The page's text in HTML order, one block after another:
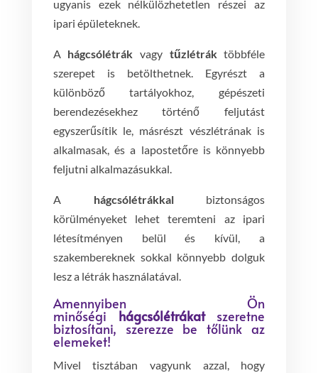
ugyanis ezek nélkülözhetetlen részei az
ipari épületeknek.
A hágcsólétrákvagy tűzlétráktöbbféle
szerepet is betölthetnek. Egyrészt a
különböző tartályokhoz, gépészeti
berendezésekhez történő feljutást
egyszerűsítik le, másrészt vészlétrának is
alkalmasak, és a lapostetőre is könnyebb
feljutni alkalmazásukkal.
A hágcsólétrákkalbiztonságos
körülményeket lehet teremteni az ipari
létesítményen belül és kívül, a
szakembereknek sokkal könnyebb dolguk
lesz a létrák használatával.
Amennyiben Ön
minőségi hágcsólétrákatszeretne
biztosítani, szerezze be tőlünk az
elemeket!
Mivel tisztában vagyunk azzal, hogy